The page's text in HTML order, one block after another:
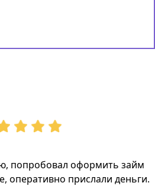
попробовал оформить займ
оперативно прислали деньги.